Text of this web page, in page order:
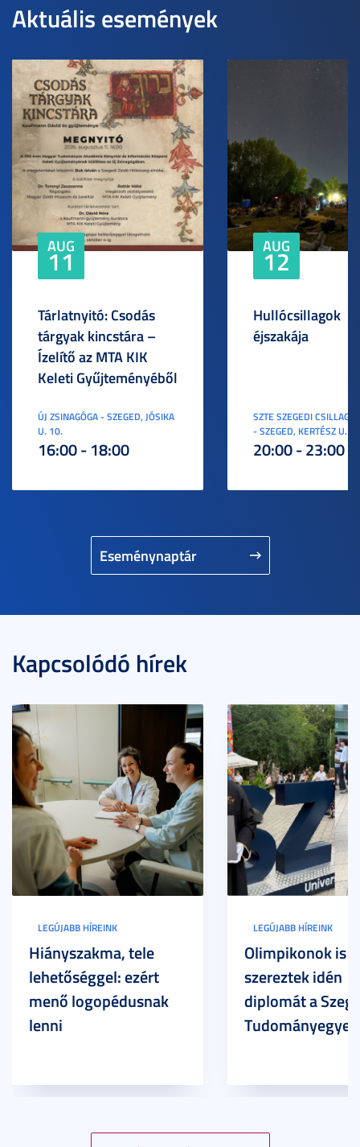
Aktuális események
Eseménynaptár
AUG
11
Tárlatnyitó: Csodás
tárgyak kincstára –
Ízelítő az MTA KIK
Keleti Gyűjteményéből
ÚJ ZSINAGÓGA - SZEGED, JÓSIKA
U. 10.
16:00 - 18:00
AUG
12
Hullócsillagok
éjszakája
SZTE SZEGEDI
- SZEGED, KERTÉSZ U. 3.
20:00 - 23:00
Kapcsolódó hírek
LEGÚJABB HÍREINK
Hiányszakma, tele
lehetőséggel: ezért
menő logopédusnak
lenni
LEGÚJABB HÍREINK
Olimpikonok is
szereztek idén
diplomát a